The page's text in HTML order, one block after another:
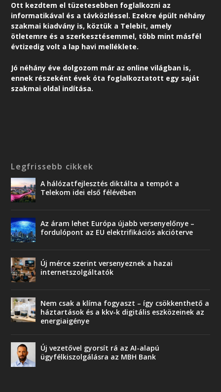
Ott kezdtem el tüzetesebben foglalkozni az
informatikával és a távközléssel. Ezekre épült néhány
szakmai kiadvány is, köztük a Telebit, amely
ötletemre és a szerkesztésemmel, több mint másfél
évtizedig volt a lap havi melléklete.
Jó néhány éve dolgozom már az online világban is,
ennek részeként évek óta foglalkoztatott egy saját
szakmai oldal indítása.
Legfrissebb cikkek
A hálózatfejlesztés diktálta a tempót a
Telekom idei első félévében
Az áram lehet Európa újabb versenyelőnye –
fordulópont az EU elektrifikációs akcióterve
Új mérce szerint versenyeznek a hazai
internetszolgáltatók
Nem csak a klíma fogyaszt – így csökkenthető a
háztartások és a kkv-k digitális eszközeinek az
energiaigénye
Új vezetővel gyorsít rá az AI-alapú
ügyfélkiszolgálásra az MBH Bank